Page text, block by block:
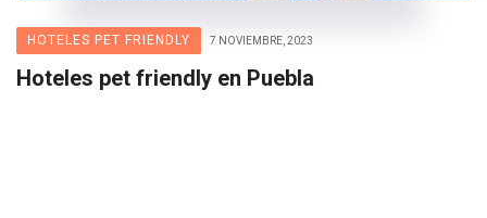
HOTELES PET FRIENDLY 7 NOVIEMBRE, 2023
Hoteles pet friendly en Puebla